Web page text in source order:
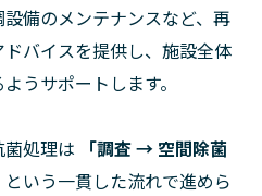
備のメンテナンスなど、再
バイスを提供し、施設全体
うサポートします。
処理は
「調査 → 空間除菌
という一貫した流れで進めら